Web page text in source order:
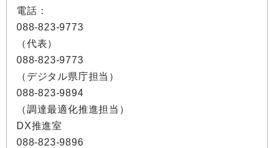
電話：
088-823-9773
（代表）
088-823-9773
（デジタル県庁担当）
088-823-9894
（調達最適化推進担当）
DX推進室
088-823-9896